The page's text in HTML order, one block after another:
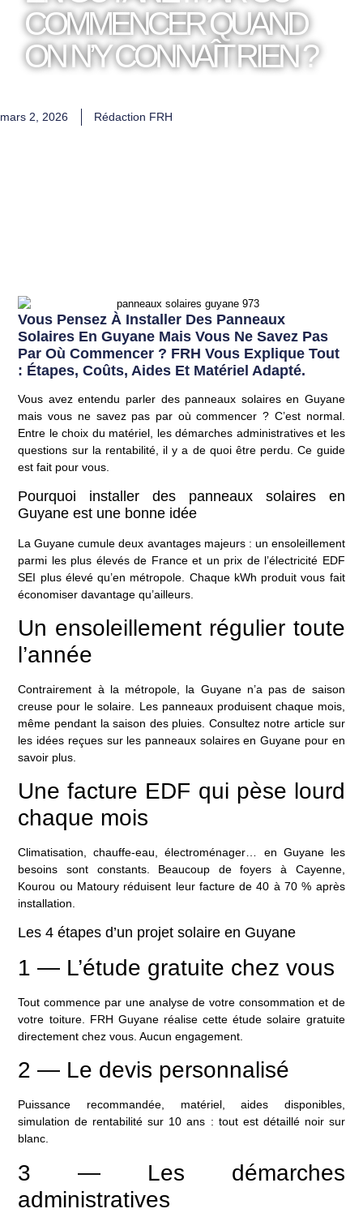
COMMENCER QUAND
ON N’Y CONNAÎT RIEN ?
mars 2, 2026 Rédaction FRH
Vous Pensez À Installer Des Panneaux
Solaires En Guyane Mais Vous Ne Savez Pas
Par Où Commencer ? FRH Vous Explique Tout
: Étapes, Coûts, Aides Et Matériel Adapté.
Vous avez entendu parler des panneaux solaires en Guyane
mais vous ne savez pas par où commencer ? C’est normal.
Entre le choix du matériel, les démarches administratives et les
questions sur la rentabilité, il y a de quoi être perdu. Ce guide
est fait pour vous.
Pourquoi installer des panneaux solaires en
Guyane est une bonne idée
La Guyane cumule deux avantages majeurs : un ensoleillement
parmi les plus élevés de France et un prix de l’électricité EDF
SEI plus élevé qu’en métropole. Chaque kWh produit vous fait
économiser davantage qu’ailleurs.
Un ensoleillement régulier toute
l’année
Contrairement à la métropole, la Guyane n’a pas de saison
creuse pour le solaire. Les panneaux produisent chaque mois,
même pendant la saison des pluies. Consultez notre article sur
les idées reçues sur les panneaux solaires en Guyane pour en
savoir plus.
Une facture EDF qui pèse lourd
chaque mois
Climatisation, chauffe-eau, électroménager… en Guyane les
besoins sont constants. Beaucoup de foyers à Cayenne,
Kourou ou Matoury réduisent leur facture de 40 à 70 % après
installation.
Les 4 étapes d’un projet solaire en Guyane
1 — L’étude gratuite chez vous
Tout commence par une analyse de votre consommation et de
votre toiture. FRH Guyane réalise cetteétude solaire gratuite
directement chez vous. Aucun engagement.
2 — Le devis personnalisé
Puissance recommandée, matériel, aides disponibles,
simulation de rentabilité sur 10 ans : tout est détaillé noir sur
blanc.
3 — Les démarches
administratives